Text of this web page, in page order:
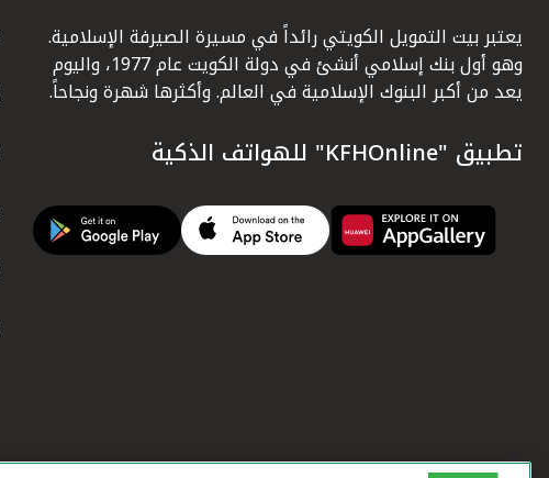
يعتبر بيت التمويل الكويتي رائداً في مسيرة الصيرفة الإسلامية.
وهو أول بنك إسلامي أنشئ في دولة الكويت عام 1977، واليوم
يعد من أكبر البنوك الإسلامية في العالم. وأكثرها شهرة ونجاحاً.
تطبيق "KFHOnline" للهواتف الذكية